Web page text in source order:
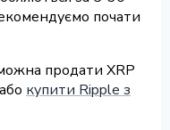
почати
продати XRP
купити Ripple з